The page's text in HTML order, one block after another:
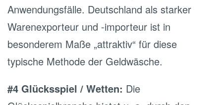
Anwendungsfälle. Deutschland als starker
Warenexporteur und -importeur ist in
besonderem Maße „attraktiv“ für diese
typische Methode der Geldwäsche.
#4 Glücksspiel / Wetten: Die